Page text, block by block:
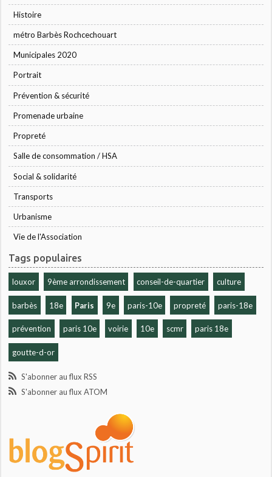
Histoire
métro Barbès Rochcechouart
Municipales 2020
Portrait
Prévention & sécurité
Promenade urbaine
Propreté
Salle de consommation / HSA
Social & solidarité
Transports
Urbanisme
Vie de l'Association
Tags populaires
louxor 9ème arrondissement conseil-de-quartier culture
barbès 18e Paris 9e paris-10e propreté paris-18e
prévention paris 10e voirie 10e scmr paris 18e
goutte-d-or
S'abonner au flux RSS
S'abonner au flux ATOM